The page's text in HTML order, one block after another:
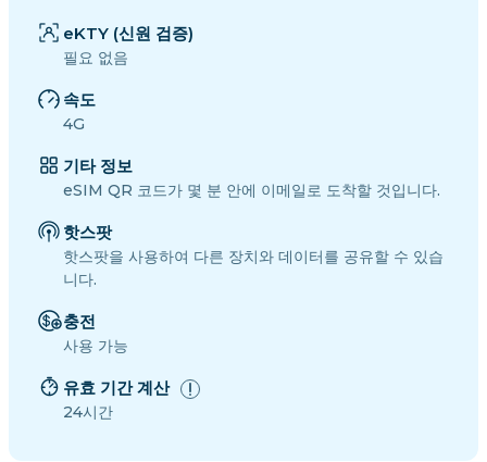
eKTY (신원 검증)
필요 없음
속도
4G
기타 정보
eSIM QR 코드가 몇 분 안에 이메일로 도착할 것입니다.
핫스팟
핫스팟을 사용하여 다른 장치와 데이터를 공유할 수 있습
니다.
충전
사용 가능
유효 기간 계산
24시간